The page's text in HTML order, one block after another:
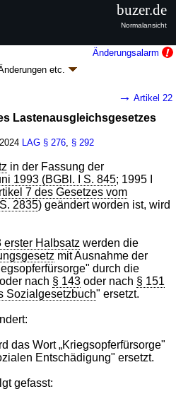
Änderungsalarm
etc.
(SozERG
Nr. 50); zuletzt geändert durchArtikel 14
sieheArtikel 60
→ Artikel 22
Lastenausgleichsgesetzes
LAG § 276 § 292
in der Fassung der
1993 (BGBl. I S. 845; 1995 I
7 des Gesetzes vom
2835) geändert worden ist, wird
erster Halbsatz werden die
mit Ausnahme der
durch die
nach § 143 oder nach § 151
Sozialgesetzbuch" ersetzt.
das Wort „Kriegsopferfürsorge"
Entschädigung" ersetzt.
gefasst:
buzer.de
Normalansicht